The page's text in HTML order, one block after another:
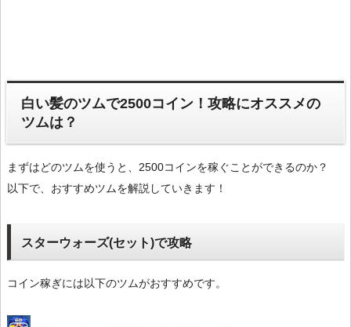
白い髪のツムで2500コイン！攻略にオススメの
ツムは？
まずはどのツムを使うと、2500コインを稼ぐことができるのか？
以下で、おすすめツムを解説していきます！
スターウォーズ(セット)で攻略
コイン稼ぎには以下のツムがおすすめです。